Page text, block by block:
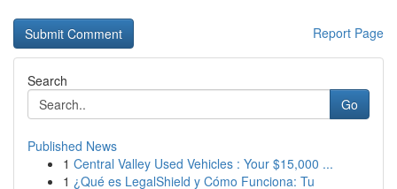
Report Page
Search
Go
Published News
1 Central Valley Used Vehicles : Your $15,000 ...
1 ¿Qué es LegalShield y Cómo Funciona: Tu